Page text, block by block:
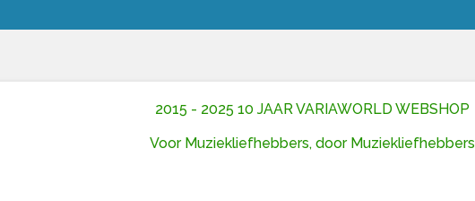
2015 - 2025 10 JAAR VARIAWORLD WEBSHOP
Voor Muziekliefhebbers, door Muziekliefhebbers